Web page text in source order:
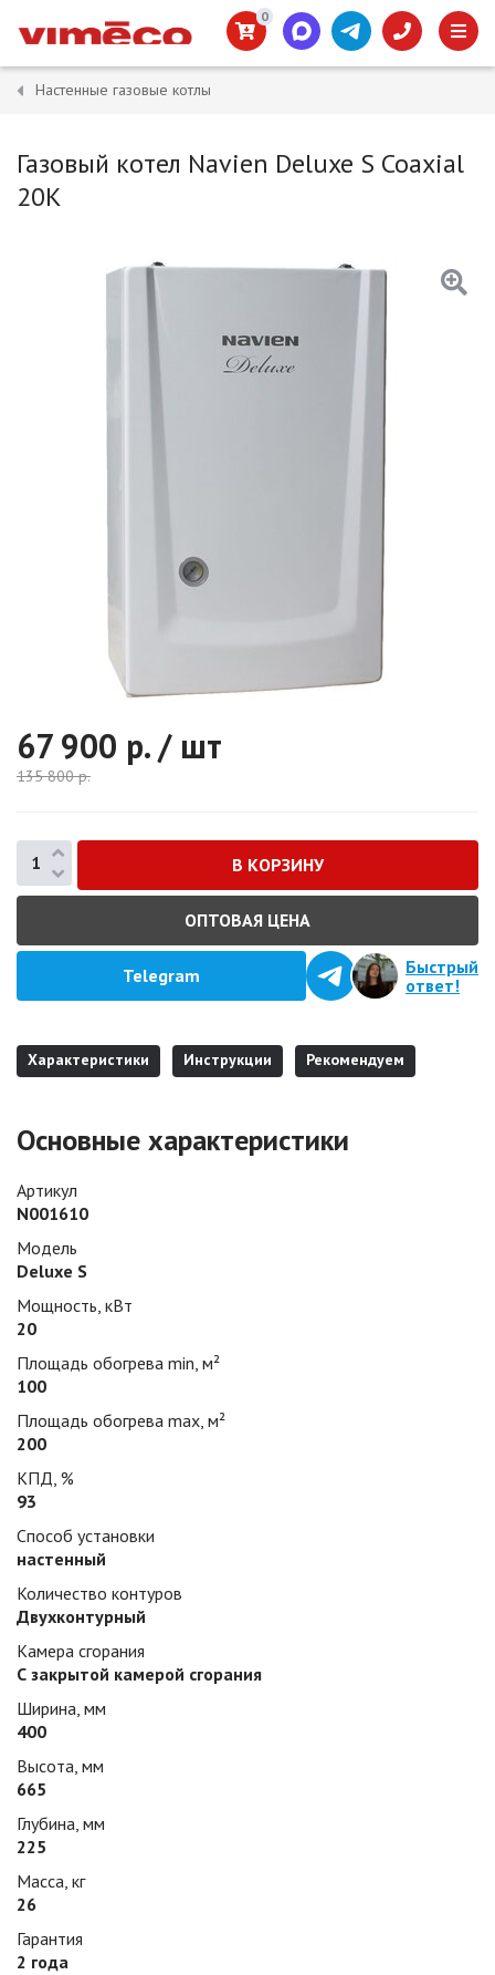
0
Настенные газовые котлы
Газовый котел Navien Deluxe S Coaxial
20К
67 900 р. / шт
135 800р.
ОПТОВАЯ ЦЕНА
Telegram
Быстрый
ответ!
Характеристики Инструкции Рекомендуем
Основные характеристики
Артикул
N001610
Модель
Deluxe S
Мощность, кВт
20
Площадь обогрева min, м²
100
Площадь обогрева max, м²
200
КПД, %
93
Способ установки
настенный
Количество контуров
Двухконтурный
Камера сгорания
С закрытой камерой сгорания
Ширина, мм
400
Высота, мм
665
Глубина, мм
225
Масса, кг
26
Гарантия
2 года